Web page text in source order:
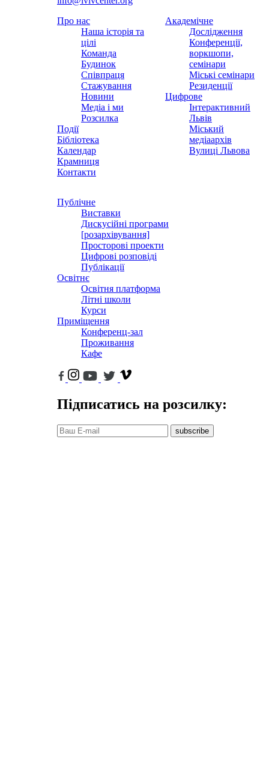
Про нас
Наша історія та
цілі
Команда
Будинок
Співпраця
Стажування
Новини
Медіа і ми
Розсилка
Події
Бібліотека
Календар
Крамниця
Контакти
Академічне
Дослідження
Конференції,
воркшопи,
семінари
Міські семінари
Резиденції
Цифрове
Інтерактивний
Львів
Міський
медіаархів
Вулиці Львова
Публічне
Виставки
Дискусійні програми
[розархівування]
Просторові проекти
Цифрові розповіді
Публікації
Освітнє
Освітня платформа
Літні школи
Курси
Приміщення
Конференц-зал
Проживання
Кафе
Підписатись на розсилку:
subscribe